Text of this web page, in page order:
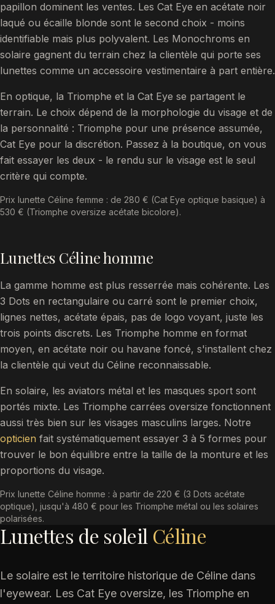
papillon dominent les ventes. Les Cat Eye en acétate noir
laqué ou écaille blonde sont le second choix - moins
identifiable mais plus polyvalent. Les Monochroms en
solaire gagnent du terrain chez la clientèle qui porte ses
lunettes comme un accessoire vestimentaire à part entière.
En optique, la Triomphe et la Cat Eye se partagent le
terrain. Le choix dépend de la morphologie du visage et de
la personnalité : Triomphe pour une présence assumée,
Cat Eye pour la discrétion. Passez à la boutique, on vous
fait essayer les deux - le rendu sur le visage est le seul
critère qui compte.
Prix lunette Céline femme : de 280 € (Cat Eye optique basique) à
530 € (Triomphe oversize acétate bicolore).
Lunettes Céline homme
La gamme homme est plus resserrée mais cohérente. Les
3 Dots en rectangulaire ou carré sont le premier choix,
lignes nettes, acétate épais, pas de logo voyant, juste les
trois points discrets. Les Triomphe homme en format
moyen, en acétate noir ou havane foncé, s'installent chez
la clientèle qui veut du Céline reconnaissable.
En solaire, les aviators métal et les masques sport sont
portés mixte. Les Triomphe carrées oversize fonctionnent
aussi très bien sur les visages masculins larges. Notre
opticien fait systématiquement essayer 3 à 5 formes pour
trouver le bon équilibre entre la taille de la monture et les
proportions du visage.
Prix lunette Céline homme : à partir de 220 € (3 Dots acétate
optique), jusqu'à 480 € pour les Triomphe métal ou les solaires
polarisées.
Lunettes de soleil Céline
Le solaire est le territoire historique de Céline dans
l'eyewear. Les Cat Eye oversize, les Triomphe en